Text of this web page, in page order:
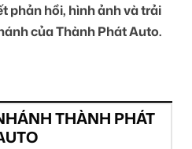
phản hồi, hình ảnh và trải
của Thành Phát Auto.
THÀNH PHÁT